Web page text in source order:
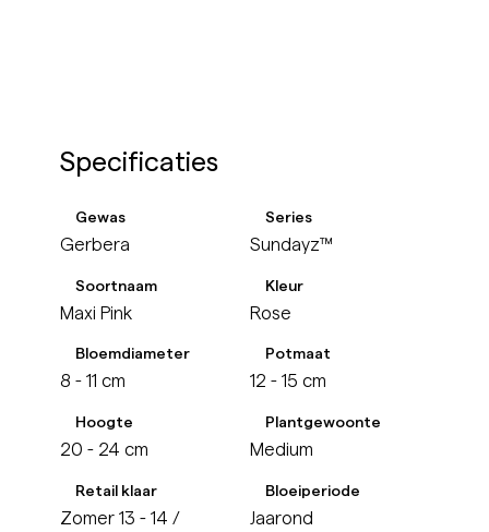
Specificaties
Gewas
Gerbera
Series
Sundayz™
Soortnaam
Maxi Pink
Kleur
Rose
Bloemdiameter
8 - 11 cm
Potmaat
12 - 15 cm
Hoogte
20 - 24 cm
Plantgewoonte
Medium
Retail klaar
Zomer 13 - 14 /
Bloeiperiode
Jaarond